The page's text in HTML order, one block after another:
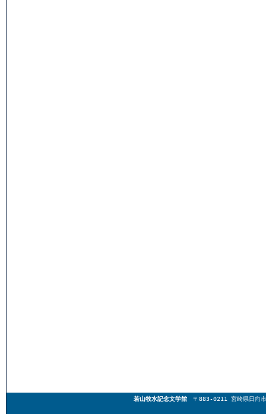
若山牧水記念文学館 〒883-0211 宮崎県日向